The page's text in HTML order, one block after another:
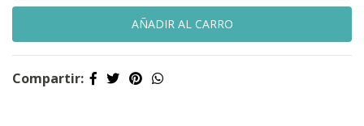
Compartir: